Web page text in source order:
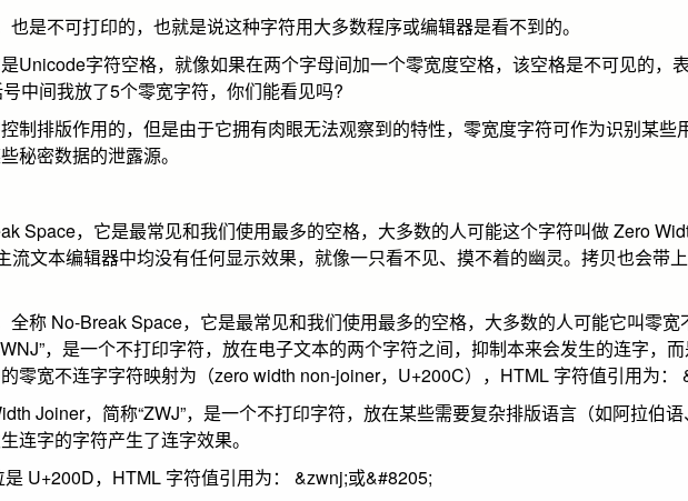
是不可打印的，也就是说这种字符用大多数程序或编辑器是看不到的。
字符空格，就像如果在两个字母间加一个零宽度空格，该空格是不可见的，
中间我放了5个零宽字符，你们能看见吗?
排版作用的，但是由于它拥有肉眼无法观察到的特性，零宽度字符可作为识别某些
秘密数据的泄露源。
Space，它是最常见和我们使用最多的空格，大多数的人可能这个字符叫做 Zero
流文本编辑器中均没有任何显示效果，就像一只看不见、摸不着的幽灵。拷贝也会带
全称 No-Break Space，它是最常见和我们使用最多的空格，大多数的人可能它叫零宽
，是一个不打印字符，放在电子文本的两个字符之间，抑制本来会发生的连字，
零宽不连字字符映射为（zero width non-joiner，U+200C），HTML 字符值引用为：
Joiner，简称“ZWJ”，是一个不打印字符，放在某些需要复杂排版语言（如阿拉伯
连字的字符产生了连字效果。
U+200D，HTML 字符值引用为： &zwnj;或&#8205;